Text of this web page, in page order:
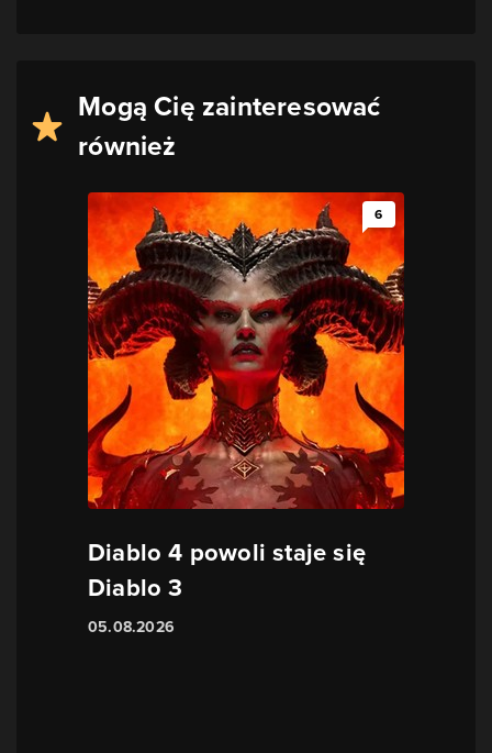
Mogą Cię zainteresować
również
6
Diablo 4 powoli staje się
Diablo 3
05.08.2026